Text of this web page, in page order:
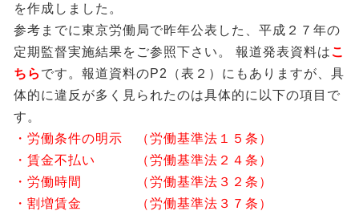
を作成しました。
参考までに東京労働局で昨年公表した、平成２７年の
定期監督実施結果をご参照下さい。 報道発表資料はこ
ちら です。報道資料のP2（表２）にもありますが、具
体的に違反が多く見られたのは具体的に以下の項目で
す。
・労働条件の明示 （労働基準法１５条）
・賃金不払い （労働基準法２４条）
・労働時間 （労働基準法３２条）
・割増賃金 （労働基準法３７条）